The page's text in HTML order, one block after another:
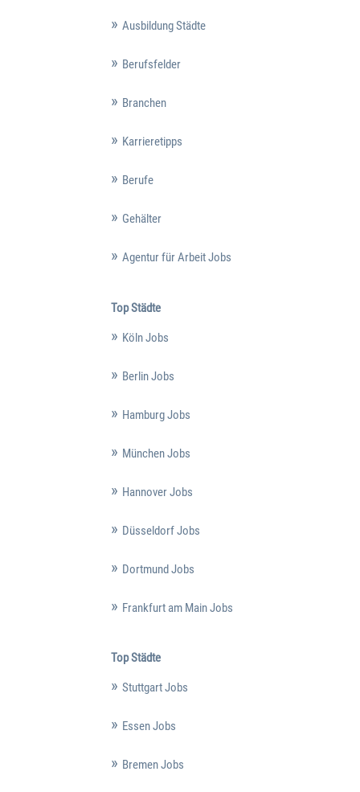
Ausbildung Städte
Berufsfelder
Branchen
Karrieretipps
Berufe
Gehälter
Agentur für Arbeit Jobs
Top Städte
Köln Jobs
Berlin Jobs
Hamburg Jobs
München Jobs
Hannover Jobs
Düsseldorf Jobs
Dortmund Jobs
Frankfurt am Main Jobs
Top Städte
Stuttgart Jobs
Essen Jobs
Bremen Jobs